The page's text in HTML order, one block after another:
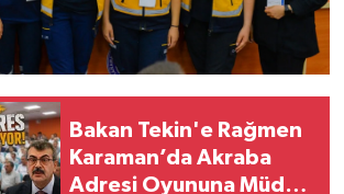
Bakan Tekin'e Rağmen
Karaman’da Akraba
Adresi Oyununa Müdür